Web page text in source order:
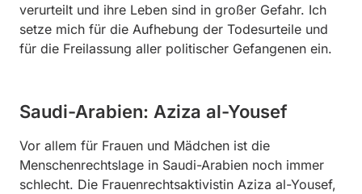
verurteilt und ihre Leben sind in großer Gefahr. Ich
setze mich für die Aufhebung der Todesurteile und
für die Freilassung aller politischer Gefangenen ein.
Saudi-Arabien: Aziza al-Yousef
Vor allem für Frauen und Mädchen ist die
Menschenrechtslage in Saudi-Arabien noch immer
schlecht. Die Frauenrechtsaktivistin Aziza al-Yousef,